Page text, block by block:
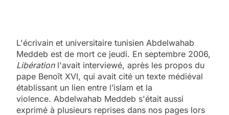
L'écrivain et universitaire tunisien Abdelwahab
Meddeb est de mort ce jeudi. En septembre 2006,
Libérationl'avait interviewé, après les propos du
pape Benoît XVI, qui avait cité un texte médiéval
établissant un lien entre l’islam et la
violence. Abdelwahab Meddeb s'était aussi
exprimé à plusieurs reprises dans nos pages lors